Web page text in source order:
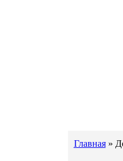
Главная»